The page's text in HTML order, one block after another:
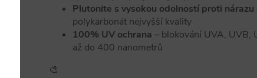
Plutonite s vysokou odolností proti nárazu
polykarbonát nejvyšší kvality
100% UV ochrana – blokování UVA, UVB,
až do 400 nanometrů
🎨